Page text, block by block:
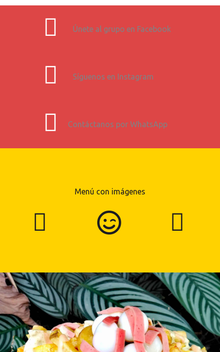
Únete al grupo en Facebook
Síguenos en Instagram
Contáctanos por WhatsApp
Menú con imágenes